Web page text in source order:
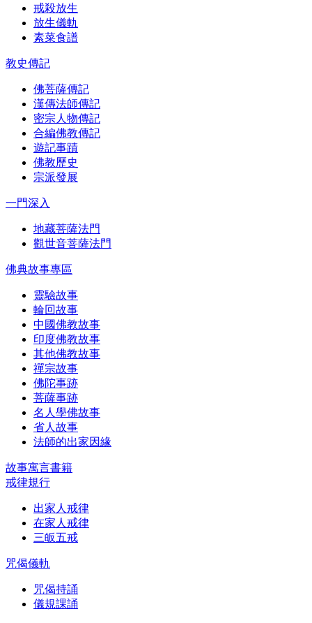
戒殺放生
放生儀軌
素菜食譜
教史傳記
佛菩薩傳記
漢傳法師傳記
密宗人物傳記
合編佛教傳記
遊記事蹟
佛教歷史
宗派發展
一門深入
地藏菩薩法門
觀世音菩薩法門
佛典故事專區
靈驗故事
輪回故事
中國佛教故事
印度佛教故事
其他佛教故事
禪宗故事
佛陀事跡
菩薩事跡
名人學佛故事
省人故事
法師的出家因緣
故事寓言書籍
戒律規行
出家人戒律
在家人戒律
三皈五戒
咒偈儀軌
咒偈持誦
儀規課誦